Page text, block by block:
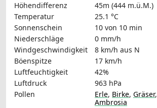
Höhendifferenz
45m (444 m.ü.M.)
Temperatur
25.1 °C
Sonnenschein
10 von 10 min
Niederschläge
0 mm/h
Windgeschwindigkeit
8 km/h aus N
Böenspitze
17 km/h
Luftfeuchtigkeit
42%
Luftdruck
963 hPa
Pollen
Erle, Birke, Gräser,
Ambrosia